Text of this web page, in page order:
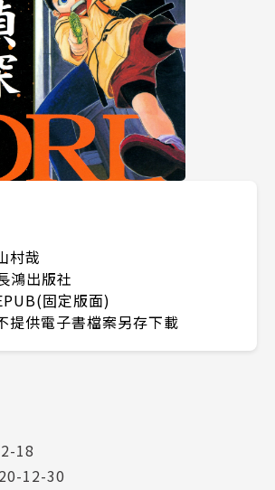
村哉
鴻出版社
固定版面)
提供電子書檔案另存下載
18
12-30